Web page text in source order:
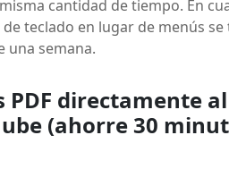
cantidad de tiempo. En
teclado en lugar de menús se
semana.
directamente al
(ahorre 30